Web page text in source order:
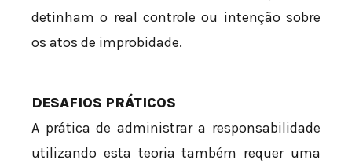
detinham o real controle ou intenção sobre
os atos de improbidade.
DESAFIOS PRÁTICOS
A prática de administrar a responsabilidade
utilizando esta teoria também requer uma